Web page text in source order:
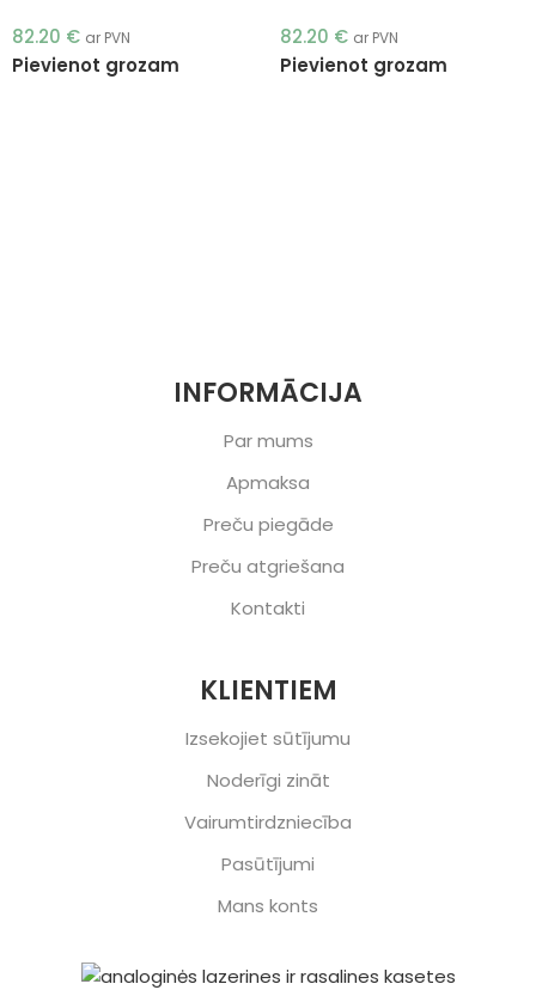
82.20 € ar PVN
Pievienot grozam
82.20 € ar PVN
Pievienot grozam
INFORMĀCIJA
Par mums
Apmaksa
Preču piegāde
Preču atgriešana
Kontakti
KLIENTIEM
Izsekojiet sūtījumu
Noderīgi zināt
Vairumtirdzniecība
Pasūtījumi
Mans konts